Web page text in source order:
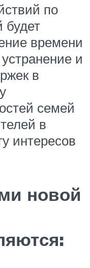
по
будет
времени
и
в
семей
в
интересов
новой